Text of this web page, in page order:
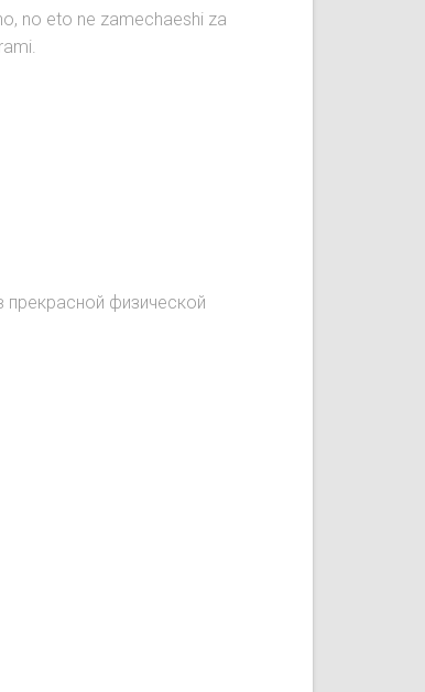
no eto ne zamechaeshi za
физической